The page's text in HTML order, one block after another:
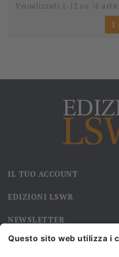
Visualizzati 1-12 su 76
1
IL TUO ACCOUNT
EDIZIONI LSWR
NEWSLETTER
Iscriviti alla nostra newsletter e